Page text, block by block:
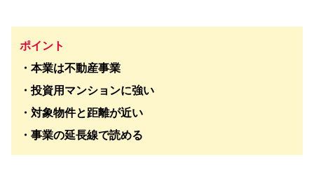
ポイント
・本業は不動産事業
・投資用マンションに強い
・対象物件と距離が近い
・事業の延長線で読める